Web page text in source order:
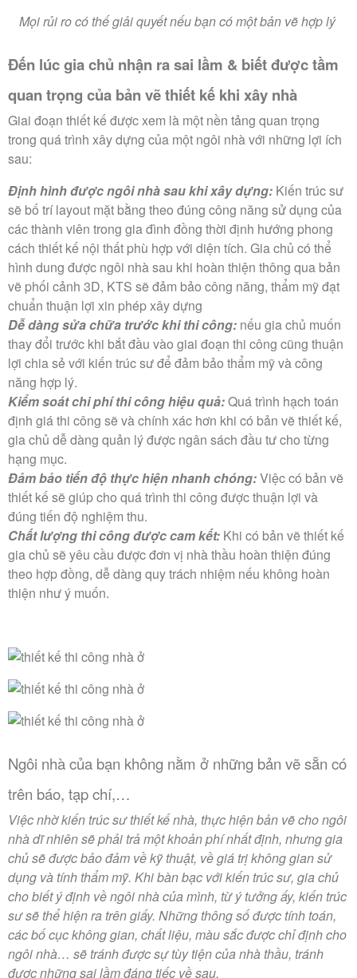
Mọi rủi ro có thế giải quyết nếu bạn có một bản vẽ hợp lý
Đến lúc gia chủ nhận ra sai lầm & biết được tầm
quan trọng của bản vẽ thiết kế khi xây nhà
Giai đoạn thiết kế được xem là một nền tảng quan trọng
trong quá trình xây dựng của một ngôi nhà với những lợi ích
sau:
Định hình được ngôi nhà sau khi xây dựng: Kiến trúc sư
sẽ bố trí layout mặt bằng theo đúng công năng sử dụng của
các thành viên trong gia đình đồng thời định hướng phong
cách thiết kế nội thất phù hợp với diện tích. Gia chủ có thể
hình dung được ngôi nhà sau khi hoàn thiện thông qua bản
vẽ phối cảnh 3D, KTS sẽ đảm bảo công năng, thẩm mỹ đạt
chuẩn thuận lợi xin phép xây dựng
Dễ dàng sửa chữa trước khi thi công: nếu gia chủ muốn
thay đổi trước khi bắt đầu vào giai đoạn thi công cũng thuận
lợi chia sẻ với kiến trúc sư để đảm bảo thẩm mỹ và công
năng hợp lý.
Kiểm soát chi phí thi công hiệu quả:Quá trình hạch toán
định giá thi công sẽ và chính xác hơn khi có bản vẽ thiết kế,
gia chủ dễ dàng quản lý được ngân sách đầu tư cho từng
hạng mục.
Đảm bảo tiến độ thực hiện nhanh chóng:Việc có bản vẽ
thiết kế sẽ giúp cho quá trình thi công được thuận lợi và
đúng tiến độ nghiệm thu.
Chất lượng thi công được cam kết: Khi có bản vẽ thiết kế
gia chủ sẽ yêu cầu được đơn vị nhà thầu hoàn thiện đúng
theo hợp đồng, dễ dàng quy trách nhiệm nếu không hoàn
thiện như ý muốn.
Ngôi nhà của bạn không nằm ở những bản vẽ sẵn có
trên báo, tạp chí,…
Việc nhờ kiến trúc sư thiết kế nhà, thực hiện bản vẽ cho ngôi
nhà dĩ nhiên sẽ phải trả một khoản phí nhất định, nhưng gia
chủ sẽ được bảo đảm về kỹ thuật, về giá trị không gian sử
dụng và tính thẩm mỹ. Khi bàn bạc với kiến trúc sư, gia chủ
cho biết ý định về ngôi nhà của mình, từ ý tưởng ấy, kiến trúc
sư sẽ thể hiện ra trên giấy. Những thông số được tính toán,
các bố cục không gian, chất liệu, màu sắc được chỉ định cho
ngôi nhà… sẽ tránh được sự tùy tiện của nhà thầu, tránh
được những sai lầm đáng tiếc về sau.